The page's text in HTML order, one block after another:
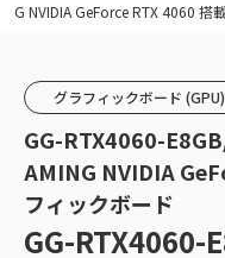
G NVIDIA GeForce RTX 4060 搭
グラフィックボード
GG-RTX4060-
AMING NVIDIA
フィックボード
GG-RTX4060-